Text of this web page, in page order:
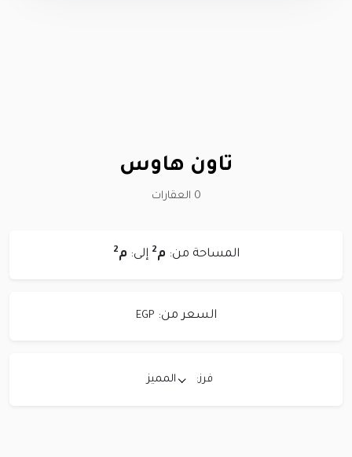
تاون هاوس
0 العقارات
المساحة من: م2 إلى: م2
السعر من: EGP
فرز: المميز